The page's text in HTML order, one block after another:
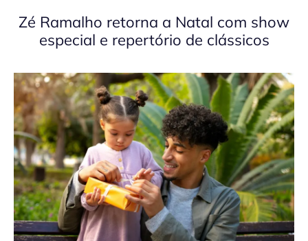
Zé Ramalho retorna a Natal com show
especial e repertório de clássicos